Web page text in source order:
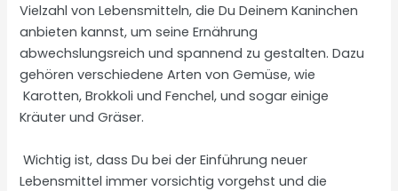
Vielzahl von Lebensmitteln, die Du Deinem Kaninchen
anbieten kannst, um seine Ernährung
abwechslungsreich und spannend zu gestalten. Dazu
gehören verschiedene Arten von Gemüse, wie
Karotten, Brokkoli und Fenchel, und sogar einige
Kräuter und Gräser.
Wichtig ist, dass Du bei der Einführung neuer
Lebensmittel immer vorsichtig vorgehst und die